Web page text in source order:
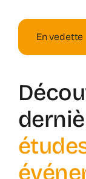
En vedette